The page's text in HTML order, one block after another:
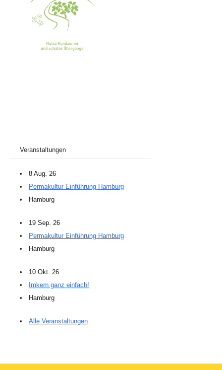
Veranstaltungen
8 Aug. 26
Permakultur Einführung Hamburg
Hamburg
19 Sep. 26
Permakultur Einführung Hamburg
Hamburg
10 Okt. 26
Imkern ganz einfach!
Hamburg
Alle Veranstaltungen